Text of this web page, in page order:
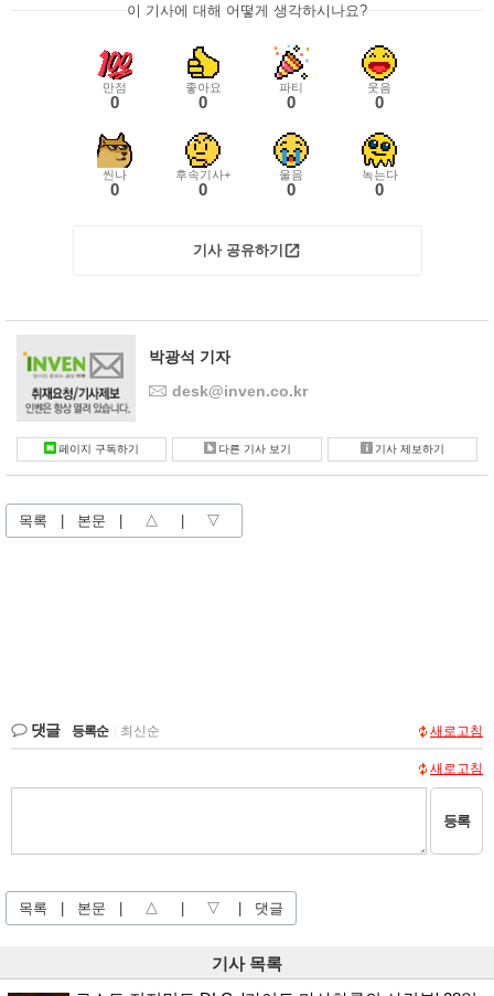
이 기사에 대해 어떻게 생각하시나요?
만점
0
좋아요
0
파티
0
웃음
0
씬나
0
후속기사+
0
울음
0
녹는다
0
기사 공유하기
박광석 기자
desk@inven.co.kr
페이지 구독하기 다른 기사 보기 기사 제보하기
목록 | 본문 | △ | ▽
댓글 등록순 최신순 새로고침
새로고침
등록
목록 | 본문 | △ | ▽ | 댓글
기사 목록